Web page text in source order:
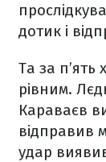
дотик і
Та за п’ять
рівним.
Караваєв
відправив
удар